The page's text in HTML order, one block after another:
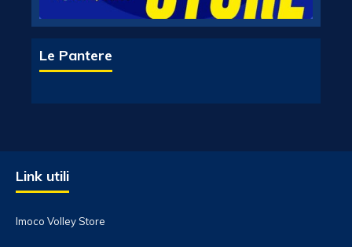
Le Pantere
Link utili
Imoco Volley Store